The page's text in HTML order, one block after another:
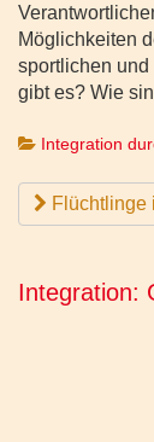
Möglichkeiten
sportlichen
gibt es? Wie
Integration
Flüchtlinge
Integration: